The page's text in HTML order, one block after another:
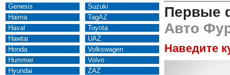
Genesis
Haima
Haval
Hawtai
Honda
Hummer
Hyundai
Suzuki
TagAZ
Toyota
UAZ
Volkswagen
Volvo
ZAZ
Первые
Авто
Наведите